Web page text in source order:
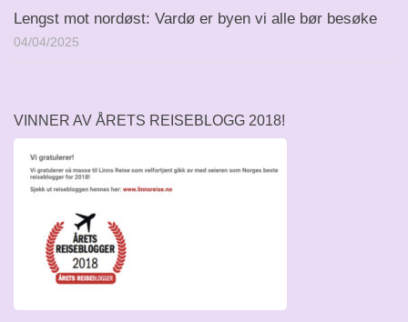
Lengst mot nordøst: Vardø er byen vi alle bør besøke
04/04/2025
VINNER AV ÅRETS REISEBLOGG 2018!